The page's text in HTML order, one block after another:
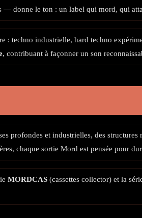
donne le ton : un label qui mord, qui
: techno industrielle, hard techno
, contribuant à façonner un son
profondes et industrielles, des
chaque sortie Mord est pensée pour
MORDCAS (cassettes collector) et la